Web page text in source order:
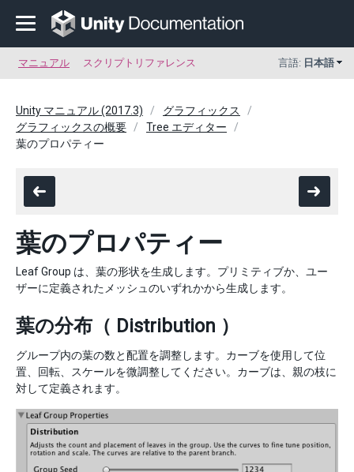
マニュアル スクリプトリファレンス 言語: 日本語
Unity マニュアル (2017.3)
グラフィックス
グラフィックスの概要
Tree エディター
葉のプロパティー
葉のプロパティー
Leaf Group は、葉の形状を生成します。プリミティブか、ユー
ザーに定義されたメッシュのいずれかから生成します。
葉の分布（ Distribution ）
グループ内の葉の数と配置を調整します。カーブを使用して位
置、回転、スケールを微調整してください。カーブは、親の枝に
対して定義されます。